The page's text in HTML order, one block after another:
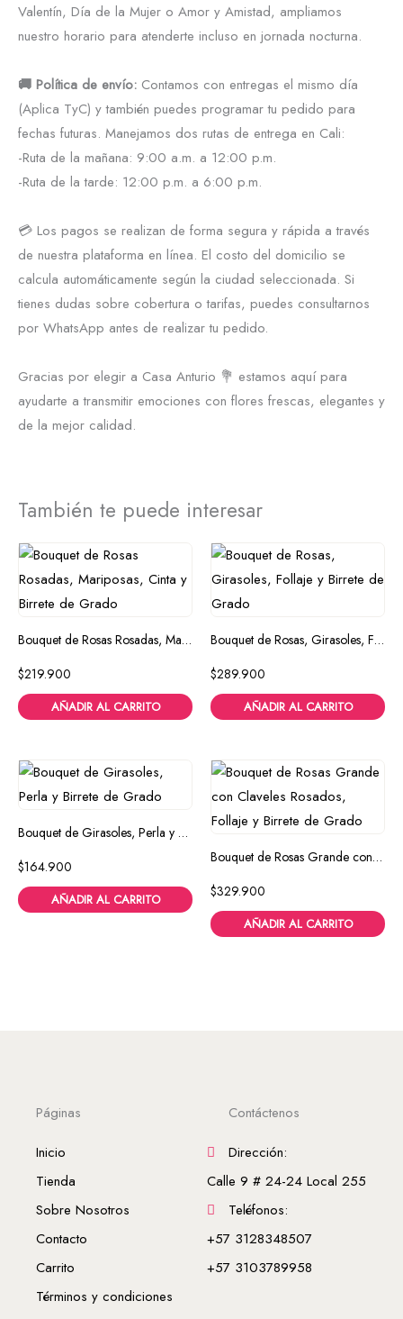
Valentín, Día de la Mujer o Amor y Amistad, ampliamos
nuestro horario para atenderte incluso en jornada nocturna.
🚚 Política de envío: Contamos con entregas el mismo día
(Aplica TyC) y también puedes programar tu pedido para
fechas futuras. Manejamos dos rutas de entrega en Cali:
-Ruta de la mañana: 9:00 a.m. a 12:00 p.m.
-Ruta de la tarde: 12:00 p.m. a 6:00 p.m.
💳 Los pagos se realizan de forma segura y rápida a través
de nuestra plataforma en línea. El costo del domicilio se
calcula automáticamente según la ciudad seleccionada. Si
tienes dudas sobre cobertura o tarifas, puedes consultarnos
por WhatsApp antes de realizar tu pedido.
Gracias por elegir a Casa Anturio 💐 estamos aquí para
ayudarte a transmitir emociones con flores frescas, elegantes y
de la mejor calidad.
También te puede interesar
Bouquet de Rosas Rosadas, Mariposas, Cinta y Birrete de Grado
$219.900
AÑADIR AL CARRITO
Bouquet de Rosas, Girasoles, Follaje y Birrete de Grado
$289.900
AÑADIR AL CARRITO
Bouquet de Girasoles, Perla y Birrete de Grado
$164.900
AÑADIR AL CARRITO
Bouquet de Rosas Grande con Claveles Rosados, Follaje y Birrete de Grado
$329.900
AÑADIR AL CARRITO
Páginas
Inicio
Tienda
Sobre Nosotros
Contacto
Carrito
Términos y condiciones
Contáctenos
Dirección:
Calle 9 # 24-24 Local 255
Teléfonos:
+57 3128348507
+57 3103789958